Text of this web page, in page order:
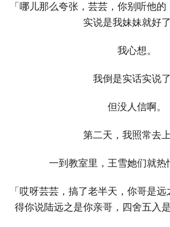
「哪儿那么夸张，芸芸，你别听他
实说是我妹妹就好了
我心想。
我倒是实话实说了
但没人信啊。
第二天，我照常去上
一到教室里，王雪她们就热
「哎呀芸芸，搞了老半天，你哥是
得你说陆远之是你亲哥，四舍五入